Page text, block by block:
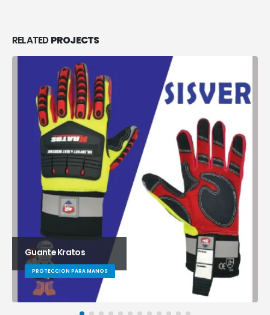
RELATEDPROJECTS
Guante Kratos
PROTECCION PARA MANOS